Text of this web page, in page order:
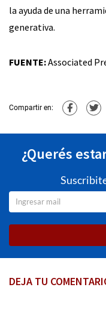
la ayuda de una
generativa.
FUENTE:Associated
Compartir en:
¿Querés
DEJA TU